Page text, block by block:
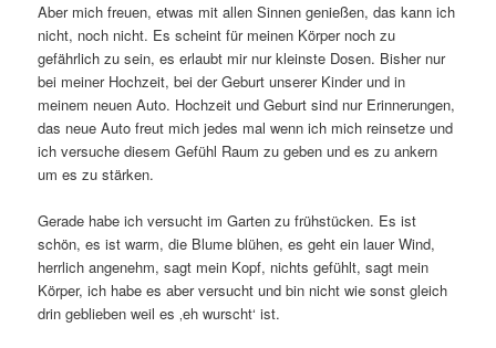
Aber mich freuen, etwas mit allen Sinnen genießen, das kann ich
nicht, noch nicht. Es scheint für meinen Körper noch zu
gefährlich zu sein, es erlaubt mir nur kleinste Dosen. Bisher nur
bei meiner Hochzeit, bei der Geburt unserer Kinder und in
meinem neuen Auto. Hochzeit und Geburt sind nur Erinnerungen,
das neue Auto freut mich jedes mal wenn ich mich reinsetze und
ich versuche diesem Gefühl Raum zu geben und es zu ankern
um es zu stärken.
Gerade habe ich versucht im Garten zu frühstücken. Es ist
schön, es ist warm, die Blume blühen, es geht ein lauer Wind,
herrlich angenehm, sagt mein Kopf, nichts gefühlt, sagt mein
Körper, ich habe es aber versucht und bin nicht wie sonst gleich
drin geblieben weil es ‚eh wurscht‘ ist.